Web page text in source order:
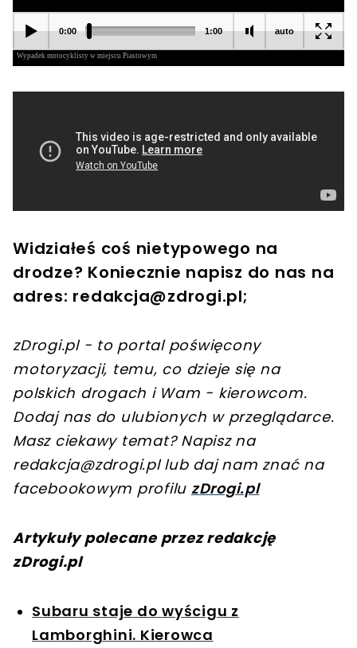
Widziałeś coś nietypowego na
drodze? Koniecznie napisz do nas na
adres: redakcja@zdrogi.pl;
zDrogi.pl - to portal poświęcony
motoryzacji, temu, co dzieje się na
polskich drogach i Wam - kierowcom.
Dodaj nas do ulubionych w przeglądarce.
Masz ciekawy temat? Napisz na
redakcja@zdrogi.pllub daj nam znać na
facebookowym profilu zDrogi.pl
Artykuły polecane przez redakcję
zDrogi.pl
Subaru staje do wyścigu z
Lamborghini. Kierowca